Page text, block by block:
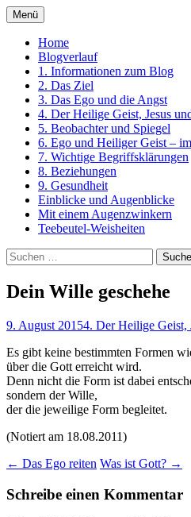
Zum
Inhalt
springen
Ein Kurs in
Menü
Home
Blogverlauf
1. Informationen zum Blog
2. Das Ziel
3. Das Ego und die Angst
4. Der Heilige Geist, Jesus
5. Beobachter und Spiegel
6. Ego und Heiliger Geist –
7. Wichtige Begriffsklärungen
8. Beziehungen
9. Gesundheit
Einblicke und Augenblicke
Mit einem Augenzwinkern
Teebeutel-Weisheiten
Suchen
nach:
Dein Wille geschehe
9. August 20154. Der Heilige Geist,
Es gibt keine bestimmten Formen
über die Gott erreicht wird.
Denn nicht die Form ist dabei
sondern der Wille,
der die jeweilige Form begleitet.
(Notiert am 18.08.2011)
Beitragsnavigation
← Das Ego reiten Was ist Gott? →
Schreibe einen Kommentar